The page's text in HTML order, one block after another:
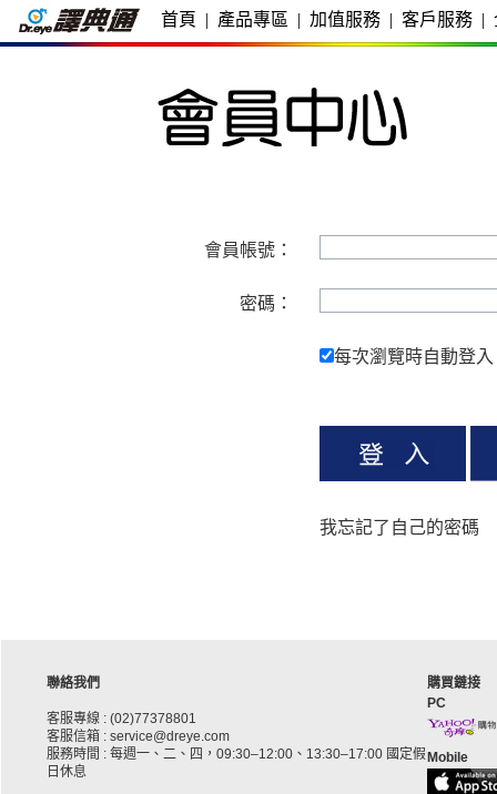
首頁 | 產品專區 | 加值服務 | 客戶服務 |
會員帳號：
密碼：
每次瀏覽時自動登入
我忘記了自己的密碼
聯絡我們
客服專線 : (02)77378801
客服信箱 : service@dreye.com
服務時間 : 每週一、二、四，09:30–12:00、13:30–17:00 國定假
日休息
購買鏈接
PC
Mobile